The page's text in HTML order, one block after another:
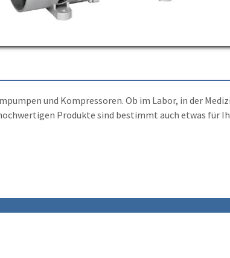
und Kompressoren. Ob im Labor, in der
Produkte sind bestimmt auch etwas für